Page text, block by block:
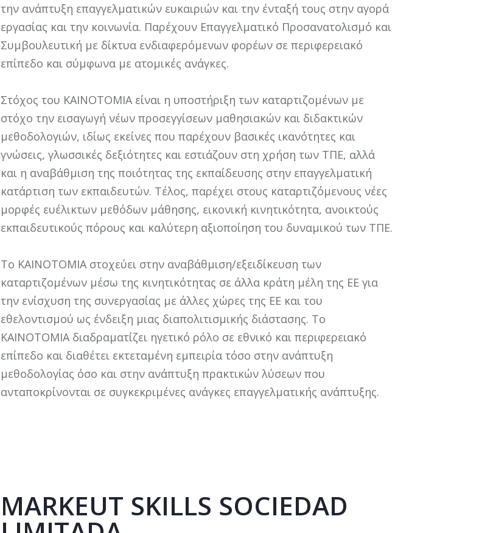
την ανάπτυξη επαγγελματικών ευκαιριών και την ένταξή τους στην αγορά
εργασίας και την κοινωνία. Παρέχουν Επαγγελματικό Προσανατολισμό και
Συμβουλευτική με δίκτυα ενδιαφερόμενων φορέων σε περιφερειακό
επίπεδο και σύμφωνα με ατομικές ανάγκες.
Στόχος του KAINOTOMIA είναι η υποστήριξη των καταρτιζομένων με
στόχο την εισαγωγή νέων προσεγγίσεων μαθησιακών και διδακτικών
μεθοδολογιών, ιδίως εκείνες που παρέχουν βασικές ικανότητες και
γνώσεις, γλωσσικές δεξιότητες και εστιάζουν στη χρήση των ΤΠΕ, αλλά
και η αναβάθμιση της ποιότητας της εκπαίδευσης στην επαγγελματική
κατάρτιση των εκπαιδευτών. Τέλος, παρέχει στους καταρτιζόµενους νέες
µορφές ευέλικτων µεθόδων µάθησης, εικονική κινητικότητα, ανοικτούς
εκπαιδευτικούς πόρους και καλύτερη αξιοποίηση του δυναµικού των ΤΠΕ.
Το KAINOTOMIA στοχεύει στην αναβάθμιση/εξειδίκευση των
καταρτιζομένων μέσω της κινητικότητας σε άλλα κράτη μέλη της ΕΕ για
την ενίσχυση της συνεργασίας με άλλες χώρες της ΕΕ και του
εθελοντισμού ως ένδειξη μιας διαπολιτισμικής διάστασης. Το
KAINOTOMIA διαδραματίζει ηγετικό ρόλο σε εθνικό και περιφερειακό
επίπεδο και διαθέτει εκτεταμένη εμπειρία τόσο στην ανάπτυξη
μεθοδολογίας όσο και στην ανάπτυξη πρακτικών λύσεων που
ανταποκρίνονται σε συγκεκριμένες ανάγκες επαγγελματικής ανάπτυξης.
MARKEUT SKILLS SOCIEDAD